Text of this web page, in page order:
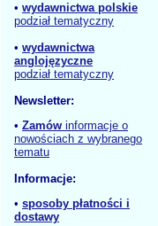
• wydawnictwa polskie
podział tematyczny
• wydawnictwa
anglojęzyczne
podział tematyczny
Newsletter:
• Zamów informacje o
nowościach z wybranego
tematu
Informacje:
• sposoby płatności i
dostawy